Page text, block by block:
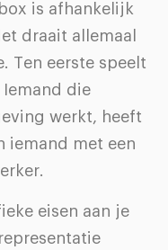
is afhankelijk
draait allemaal
Ten eerste speelt
die
werkt, heeft
iemand met een
eisen aan je